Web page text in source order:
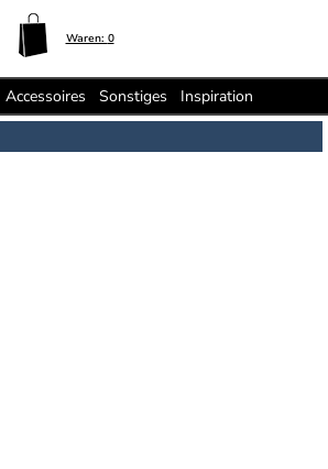
Waren: 0
Accessoires Sonstiges Inspiration